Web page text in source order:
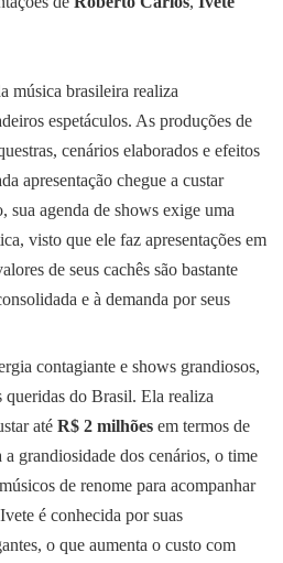
música brasileira realiza
espetáculos. As produções de
cenários elaborados e efeitos
apresentação chegue a custar
sua agenda de shows exige uma
visto que ele faz apresentações em
de seus cachês são bastante
e à demanda por seus
contagiante e shows grandiosos,
queridas do Brasil. Ela realiza
até R$ 2 milhões em termos de
grandiosidade dos cenários, o time
de renome para acompanhar
é conhecida por suas
o que aumenta o custo com